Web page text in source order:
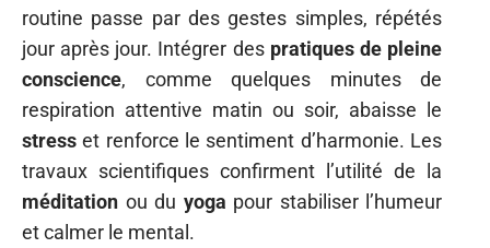
routine passe par des gestes simples, répétés
jour après jour. Intégrer des pratiques de pleine
conscience, comme quelques minutes de
respiration attentive matin ou soir, abaisse le
stress et renforce le sentiment d’harmonie. Les
travaux scientifiques confirment l’utilité de la
méditation ou du yoga pour stabiliser l’humeur
et calmer le mental.